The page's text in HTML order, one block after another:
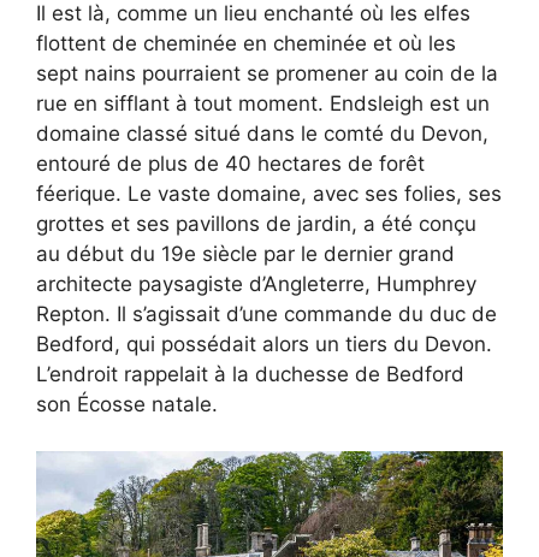
Il est là, comme un lieu enchanté où les elfes
flottent de cheminée en cheminée et où les
sept nains pourraient se promener au coin de la
rue en sifflant à tout moment. Endsleigh est un
domaine classé situé dans le comté du Devon,
entouré de plus de 40 hectares de forêt
féerique. Le vaste domaine, avec ses folies, ses
grottes et ses pavillons de jardin, a été conçu
au début du 19e siècle par le dernier grand
architecte paysagiste d’Angleterre, Humphrey
Repton. Il s’agissait d’une commande du duc de
Bedford, qui possédait alors un tiers du Devon.
L’endroit rappelait à la duchesse de Bedford
son Écosse natale.